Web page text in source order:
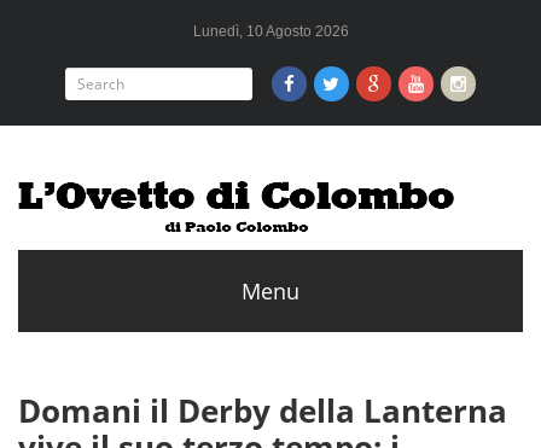
Lunedì, 10 Agosto 2026
Domani il Derby della Lanterna